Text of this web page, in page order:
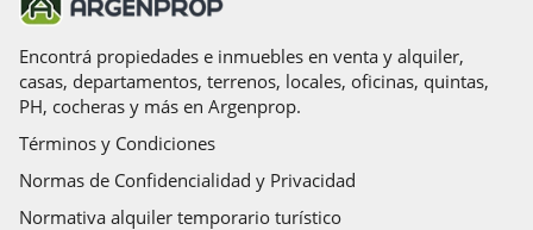
Encontrá propiedades e inmuebles en venta y alquiler,
casas, departamentos, terrenos, locales, oficinas, quintas,
PH, cocheras y más en Argenprop.
Términos y Condiciones
Normas de Confidencialidad y Privacidad
Normativa alquiler temporario turístico